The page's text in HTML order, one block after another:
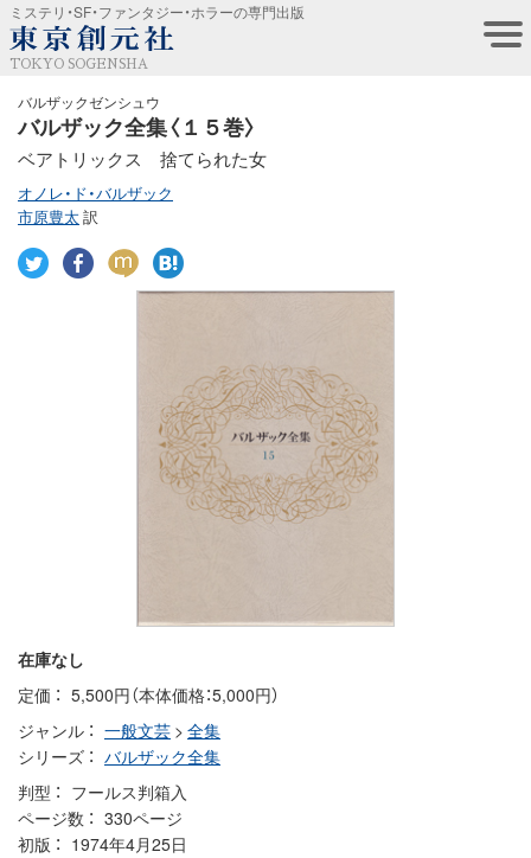
ミステリ・SF・ファンタジー・ホラーの専門出版
TOKYO SOGENSHA
バルザックゼンシュウ
バルザック全集〈１５巻〉
ベアトリックス 捨てられた女
オノレ・ド・バルザック
市原豊太訳
在庫なし
定価
5,500円（本体価格：5,000円）
ジャンル
一般文芸 > 全集
シリーズ
バルザック全集
判型
フールス判箱入
ページ数
330ページ
初版
1974年4月25日